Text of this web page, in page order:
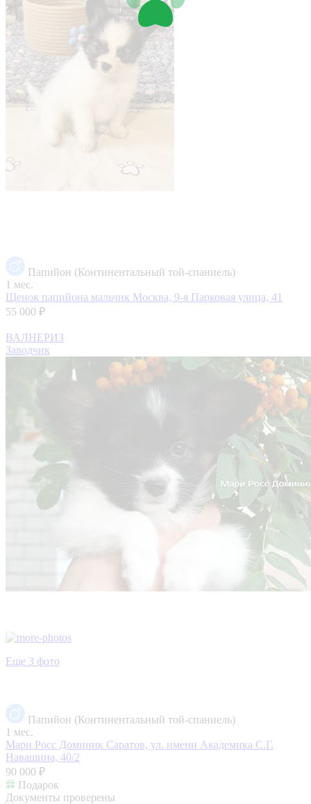
Папийон (Континентальный той-спаниель)
1 мес.
Щенок папийона мальчик Москва, 9-я Парковая улица, 41
55 000 ₽
ВАЛНЕРИЗ
Заводчик
Еще 3 фото
Папийон (Континентальный той-спаниель)
1 мес.
Мари Росс Доминик Саратов, ул. имени Академика С.Г.
Навашина, 40/2
90 000 ₽
Подарок
Документы проверены